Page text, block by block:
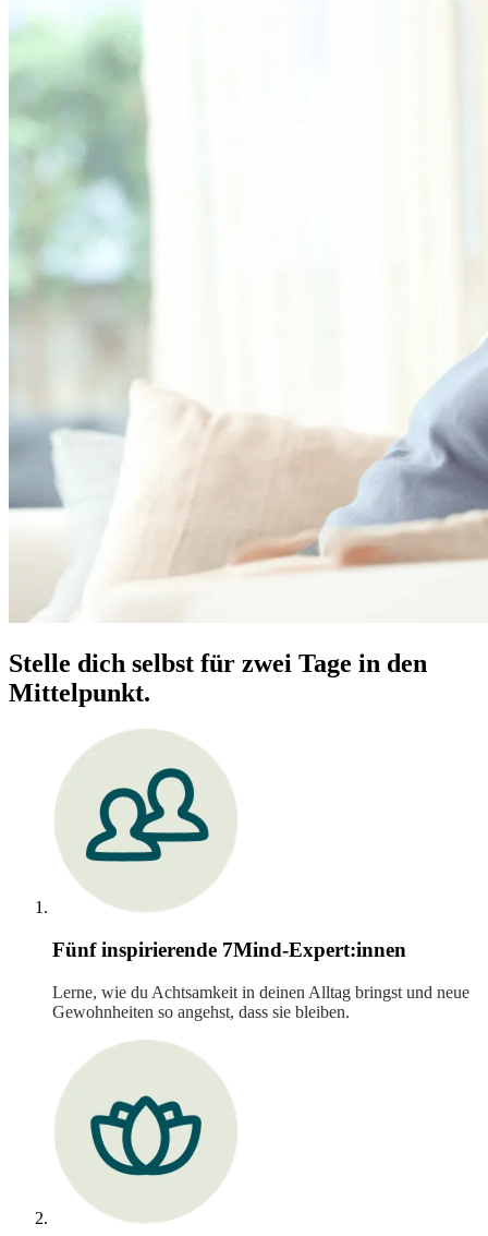
Stelle dich selbst für zwei Tage in den
Mittelpunkt.
Fünf inspirierende 7Mind-Expert:innen
Lerne, wie du Achtsamkeit in deinen Alltag bringst und neue
Gewohnheiten so angehst, dass sie bleiben.